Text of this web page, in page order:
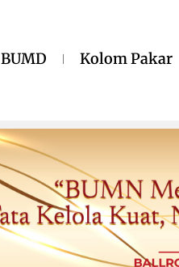
BUMD Kolom Pakar